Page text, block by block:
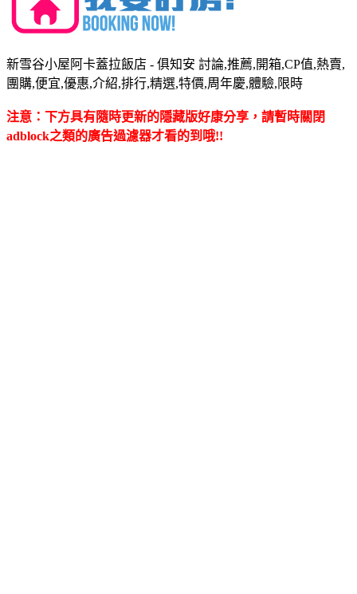
新雪谷小屋阿卡蓋拉飯店 - 俱知安 討論,推薦,開箱,CP值,熱賣,
團購,便宜,優惠,介紹,排行,精選,特價,周年慶,體驗,限時
注意：下方具有隨時更新的隱藏版好康分享，請暫時關閉
adblock之類的廣告過濾器才看的到哦!!